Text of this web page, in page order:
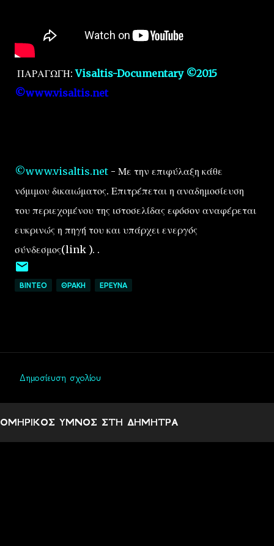
ΠΑΡΑΓΩΓΗ:Visaltis-Documentary ©2015
©www.visaltis.net
©www.visaltis.net - Με την επιφύλαξη κάθε
νόμιμου δικαιώματος. Επιτρέπεται η αναδημοσίευση
του περιεχομένου της ιστοσελίδας εφόσον αναφέρεται
ευκρινώς η πηγή του και υπάρχει ενεργός
σύνδεσμος(link ). .
ΒΙΝΤΕΟ ΘΡΑΚΗ EΡΕΥΝΑ
ό
λ
Δημοσίευση σχολίου
ΟΜΗΡΙΚΟΣ ΥΜΝΟΣ ΣΤΗ ΔΗΜΗΤΡΑ